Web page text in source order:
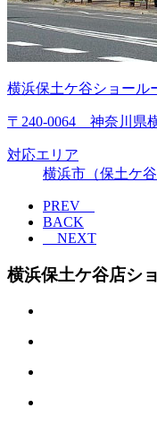
横浜保土ケ谷ショール
〒240-0064 神奈川県
対応エリア
横浜市（保土ケ
PREV
BACK
NEXT
横浜保土ケ谷店シ